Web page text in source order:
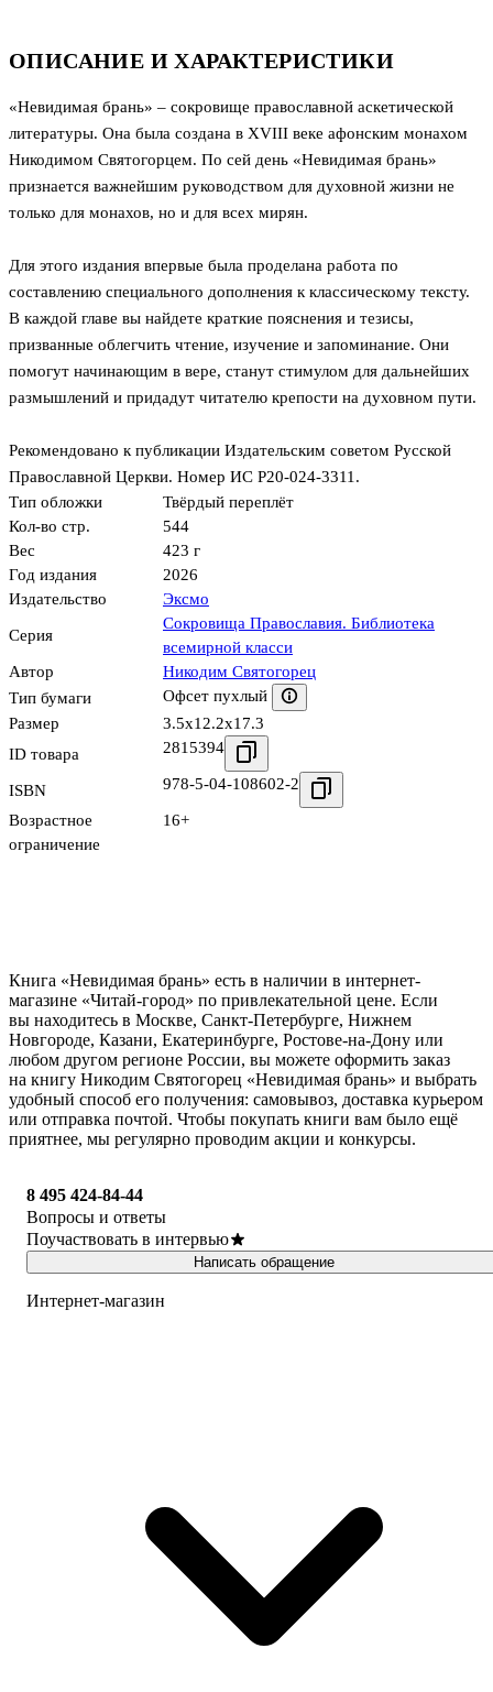
ОПИСАНИЕ И ХАРАКТЕРИСТИКИ
«Невидимая брань» – сокровище православной аскетической
литературы. Она была создана в XVIII веке афонским монахом
Никодимом Святогорцем. По сей день «Невидимая брань»
признается важнейшим руководством для духовной жизни не
только для монахов, но и для всех мирян.
Для этого издания впервые была проделана работа по
составлению специального дополнения к классическому тексту.
В каждой главе вы найдете краткие пояснения и тезисы,
призванные облегчить чтение, изучение и запоминание. Они
помогут начинающим в вере, станут стимулом для дальнейших
размышлений и придадут читателю крепости на духовном пути.
Рекомендовано к публикации Издательским советом Русской
Православной Церкви. Номер ИС Р20-024-3311.
Тип обложки
Твёрдый переплёт
Кол-во стр.
544
Вес
423 г
Год издания
2026
Издательство
Эксмо
Серия
Сокровища Православия. Библиотека
всемирной класси
Автор
Никодим Святогорец
Тип бумаги
Офсет пухлый
Размер
3.5x12.2x17.3
ID товара
2815394
ISBN 978-5-04-108602-2
Возрастное
ограничение
16+
Книга «Невидимая брань» есть в наличии в интернет-
магазине «Читай-город» по привлекательной цене. Если
вы находитесь в Москве, Санкт-Петербурге, Нижнем
Новгороде, Казани, Екатеринбурге, Ростове-на-Дону или
любом другом регионе России, вы можете оформить заказ
на книгу Никодим Святогорец «Невидимая брань» и выбрать
удобный способ его получения: самовывоз, доставка курьером
или отправка почтой. Чтобы покупать книги вам было ещё
приятнее, мы регулярно проводим акции и конкурсы.
8 495 424-84-44
Вопросы и ответы
Поучаствовать в интервью
Написать обращение
Интернет-магазин